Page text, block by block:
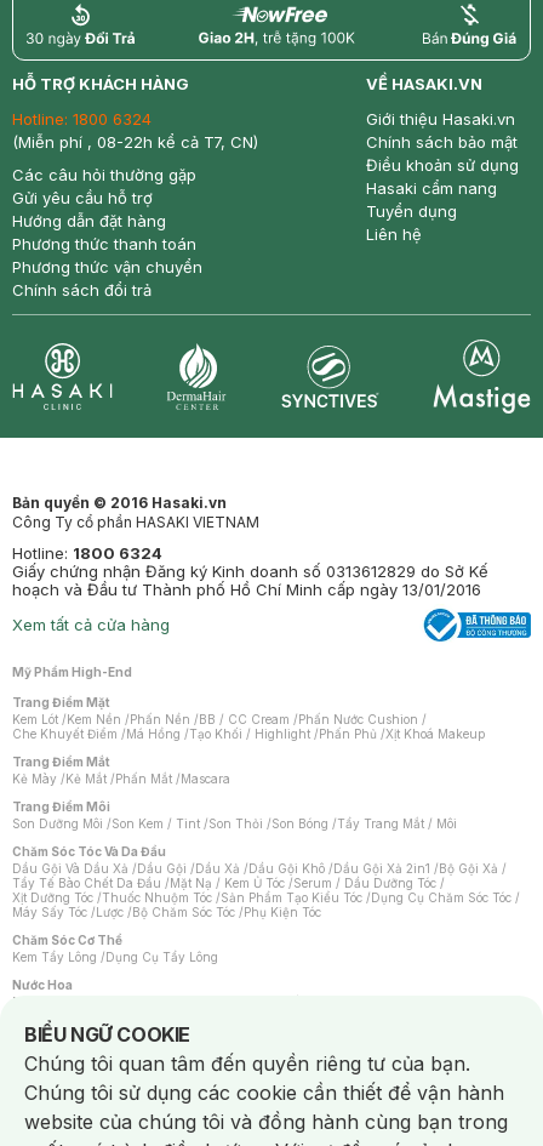
return nowfree price
HỖ TRỢ KHÁCH HÀNG
Hotline: 1800 6324
(Miễn phí , 08-22h kể cả T7, CN)
Các câu hỏi thường gặp
Gửi yêu cầu hỗ trợ
Hướng dẫn đặt hàng
Phương thức thanh toán
Phương thức vận chuyển
Chính sách đổi trả
VỀ HASAKI.VN
Giới thiệu Hasaki.vn
Chính sách bảo mật
Điều khoản sử dụng
Hasaki cẩm nang
Tuyển dụng
Liên hệ
Bản quyền © 2016 Hasaki.vn
Công Ty cổ phần HASAKI VIETNAM
Hotline: 1800 6324
Giấy chứng nhận Đăng ký Kinh doanh số 0313612829 do Sở Kế
hoạch và Đầu tư Thành phố Hồ Chí Minh cấp ngày 13/01/2016
Xem tất cả cửa hàng
Mỹ Phẩm High-End
Trang Điểm Mặt
Kem Lót /Kem Nền /Phấn Nền /BB / CC Cream /Phấn Nước Cushion /
Che Khuyết Điểm /Má Hồng /Tạo Khối / Highlight /Phấn Phủ /Xịt Khoá Makeup
Trang Điểm Mắt
Kẻ Mày /Kẻ Mắt /Phấn Mắt /Mascara
Trang Điểm Môi
Son Dưỡng Môi /Son Kem / Tint /Son Thỏi /Son Bóng /Tẩy Trang Mắt / Môi
Chăm Sóc Tóc Và Da Đầu
Dầu Gội Và Dầu Xả /Dầu Gội /Dầu Xả /Dầu Gội Khô /Dầu Gội Xả 2in1 /Bộ Gội Xả /
Tẩy Tế Bào Chết Da Đầu /Mặt Nạ / Kem Ủ Tóc /Serum / Dầu Dưỡng Tóc /
Xịt Dưỡng Tóc /Thuốc Nhuộm Tóc /Sản Phẩm Tạo Kiểu Tóc /Dụng Cụ Chăm Sóc Tóc /
Máy Sấy Tóc /Lược /Bộ Chăm Sóc Tóc /Phụ Kiện Tóc
Chăm Sóc Cơ Thể
Kem Tẩy Lông /Dụng Cụ Tẩy Lông
Nước Hoa
Nước Hoa Nữ
Chăm Sóc Cá Nhân
Chống Muỗi /Khẩu Trang /Máy Massage/Mặt Nạ Xông Hơi /Nước Rửa Tay/
Sản Phẩm Chăm Sóc Khác /Bàn Chải Đánh Răng /Bàn Chải Điện/
Hỗ Trợ Trắng Răng/Kem Đánh Răng /Máy Tăm Nước/ Nước Súc Miệng/
Tăm / Chỉ Nha Khoa/ Xịt Thơm Miệng / Dung Dịch Vệ Sinh/Dưỡng Vùng Kín/
Khăn Ướt Vệ Sinh Vùng Kín/Băng Vệ Sinh/Tampon/Bọt Cạo Râu /Dao Cạo Râu/
Máy Cạo Râu
BIỂU NGỮ COOKIE
Notice about cookies usage
Chúng tôi quan tâm đến quyền riêng tư của bạn.
Chúng tôi sử dụng các cookie cần thiết để vận hành
website của chúng tôi và đồng hành cùng bạn trong